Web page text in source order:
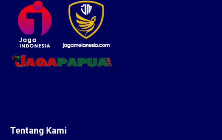
Tentang Kami